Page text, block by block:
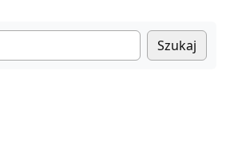
Szukaj